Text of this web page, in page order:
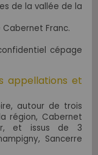
de la vallée de la
Franc.
cépage
appellations et
autour de trois
région, Cabernet
et issus de 3
, Sancerre